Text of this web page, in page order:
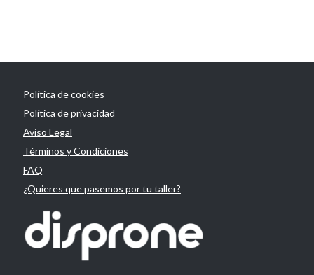
Política de cookies
Política de privacidad
Aviso Legal
Términos y Condiciones
FAQ
¿Quieres que pasemos por tu taller?